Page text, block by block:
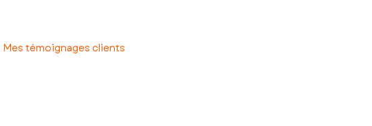
local. Que vous cherchiez à vendre votre maison ou à trouver votre
Mes témoignages clients